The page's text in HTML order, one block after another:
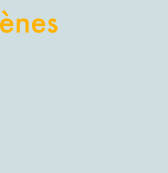
et Paysages